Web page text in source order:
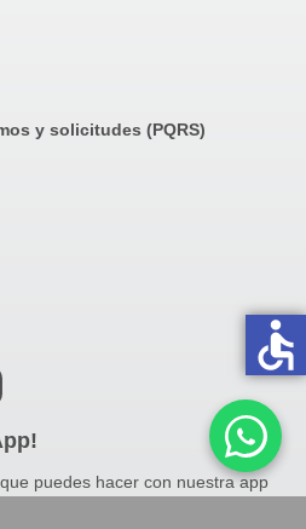
y solicitudes (PQRS)
puedes hacer con nuestra app
accessible